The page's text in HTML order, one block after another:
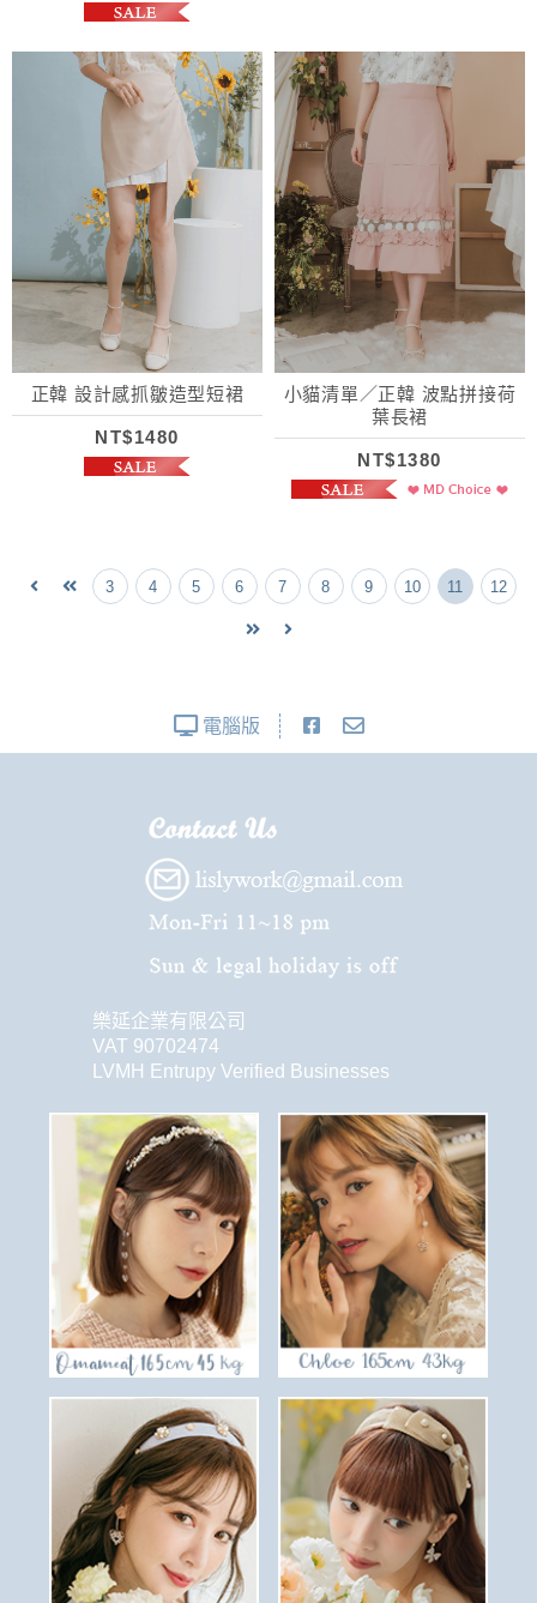
正韓 設計感抓皺造型短裙
NT$1480
小貓清單／正韓 波點拼接荷
葉長裙
NT$1380
3 4 5 6 7 8 9 10 11 12
電腦版
樂延企業有限公司
VAT 90702474
LVMH Entrupy Verified Businesses